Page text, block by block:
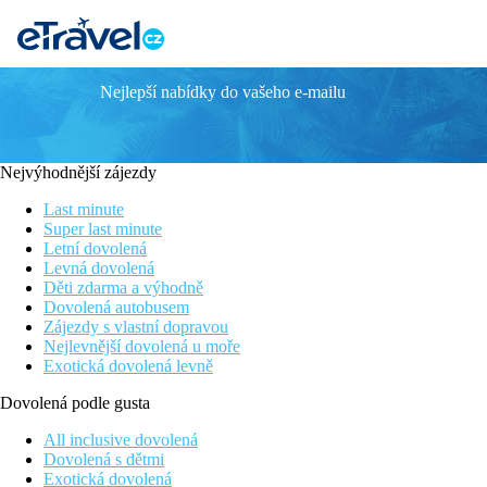
STEIGENBERGER AQUA MAGIC
Informace o hotelu
Steigenberger Aqua Magic je luxusní hotelový resort patřící do
exkluzivní aquapark pro děti i dospělé, klienti mají taktéž k
řad párů i rodin s dětmi.
Vzdálenost
pláž: 400 m
letiště: 10 km Hurghada, 215 km Marsa Alam
centrum: 8 km
nákupní možnosti: 0 m v hotelu
Popis pokoje
Dvoulůžkový pokoj
klimatizace
telefon
Nejlepší nabídky do vašeho e-mailu
Nejvýhodnější zájezdy
Last minute
Super last minute
Letní dovolená
Levná dovolená
Děti zdarma a výhodně
Dovolená autobusem
Zájezdy s vlastní dopravou
Nejlevnější dovolená u moře
Exotická dovolená levně
Dovolená podle gusta
All inclusive dovolená
Dovolená s dětmi
Exotická dovolená